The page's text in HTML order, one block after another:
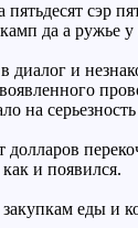
сэр
да а ружье у
диалог и
на
долларов
и появился.
еды и